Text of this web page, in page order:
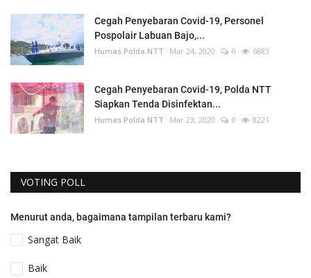
Cegah Penyebaran Covid-19, Personel
Pospolair Labuan Bajo,...
Humas Polda NTT Mar 24, 2020 0 6883
Cegah Penyebaran Covid-19, Polda NTT
Siapkan Tenda Disinfektan...
Humas Polda NTT Mar 23, 2020 0 8221
VOTING POLL
Menurut anda, bagaimana tampilan terbaru kami?
Sangat Baik
Baik